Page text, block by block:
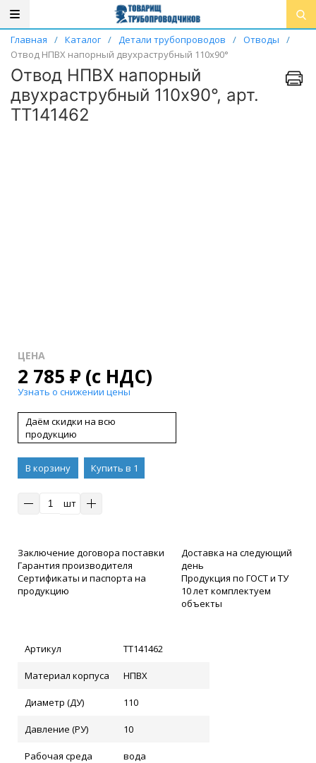
Главная / Каталог / Детали трубопроводов / Отводы
/
Отвод НПВХ напорный двухраструбный 110х90°
Отвод НПВХ напорный
двухраструбный 110х90°, арт.
ТТ141462
ЦЕНА
2 785 ₽(с НДС)
Узнать о снижении цены
Даём скидки на всю
продукцию
В корзину
Купить в 1
шт
Заключение договора поставки
Гарантия производителя
Сертификаты и паспорта на
продукцию
Доставка на следующий
день
Продукция по ГОСТ и ТУ
10 лет комплектуем
объекты
Артикул ТТ141462
Материал корпуса НПВХ
Диаметр (ДУ) 110
Давление (РУ) 10
Рабочая среда вода